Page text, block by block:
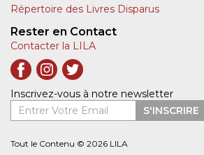
Répertoire des Livres Disparus
Rester en Contact
Contacter la LILA
Inscrivez-vous à notre newsletter
Entrer Votre Email
S'INSCRIRE
Tout le Contenu © 2026 LILA